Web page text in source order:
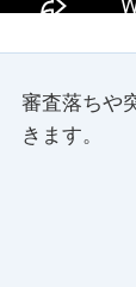
審査落ちや
きます。